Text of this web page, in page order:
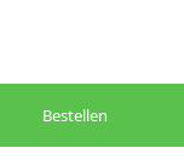
Bestellen